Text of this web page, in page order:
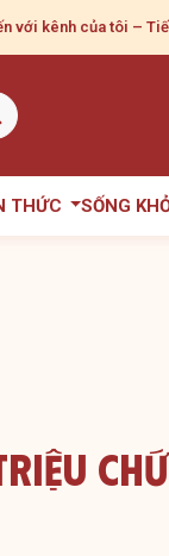
với kênh của tôi –
THỨC SỐNG